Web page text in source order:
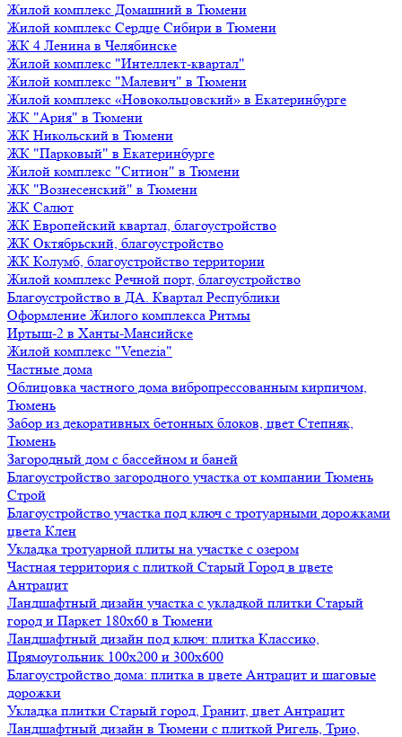
Жилой комплекс Домашний в Тюмени
Жилой комплекс Сердце Сибири в Тюмени
ЖК 4 Ленина в Челябинске
Жилой комплекс "Интеллект-квартал"
Жилой комплекс "Малевич" в Тюмени
Жилой комплекс «Новокольцовский» в Екатеринбурге
ЖК "Ария" в Тюмени
ЖК Никольский в Тюмени
ЖК "Парковый" в Екатеринбурге
Жилой комплекс "Ситион" в Тюмени
ЖК "Вознесенский" в Тюмени
ЖК Салют
ЖК Европейский квартал, благоустройство
ЖК Октябрьский, благоустройство
ЖК Колумб, благоустройство территории
Жилой комплекс Речной порт, благоустройство
Благоустройство в ДА. Квартал Республики
Оформление Жилого комплекса Ритмы
Иртыш-2 в Ханты-Мансийске
Жилой комплекс "Venezia"
Частные дома
Облицовка частного дома вибропрессованным кирпичом,
Тюмень
Забор из декоративных бетонных блоков, цвет Степняк,
Тюмень
Загородный дом с бассейном и баней
Благоустройство загородного участка от компании Тюмень
Строй
Благоустройство участка под ключ с тротуарными дорожками
цвета Клен
Укладка тротуарной плиты на участке с озером
Частная территория с плиткой Старый Город в цвете
Антрацит
Ландшафтный дизайн участка с укладкой плитки Старый
город и Паркет 180х60 в Тюмени
Ландшафтный дизайн под ключ: плитка Классико,
Прямоугольник 100х200 и 300х600
Благоустройство дома: плитка в цвете Антрацит и шаговые
дорожки
Укладка плитки Старый город, Гранит, цвет Антрацит
Ландшафтный дизайн в Тюмени с плиткой Ригель, Трио,